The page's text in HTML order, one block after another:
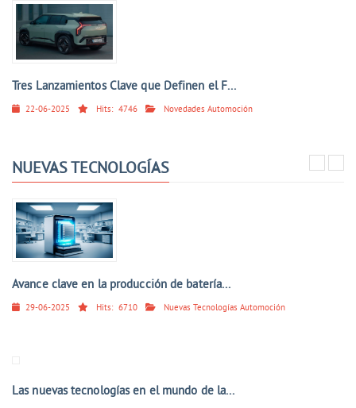
Tres Lanzamientos Clave que Definen el F...
22-06-2025 Hits: 4746 Novedades Automoción
NUEVAS TECNOLOGÍAS
Avance clave en la producción de batería...
29-06-2025 Hits: 6710 Nuevas Tecnologías Automoción
Las nuevas tecnologías en el mundo de la...